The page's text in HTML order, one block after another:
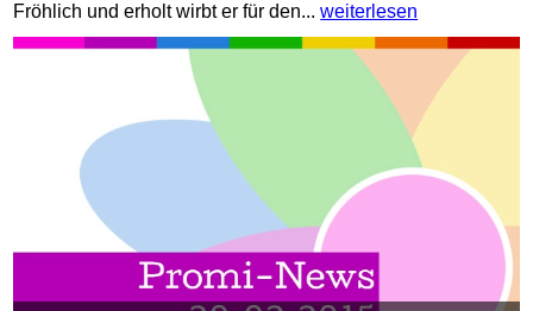
Fröhlich und erholt wirbt er für den...weiterlesen